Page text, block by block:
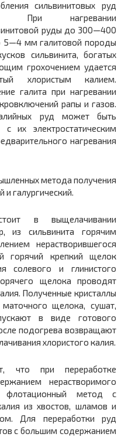
сильвинитовых руд
При нагревании
руды до 300—400
5—4 мм галитовой породы
сильвинита, богатых
грохочением удается
хлористым калием.
галита при нагревании
рапы и газов.
руд может быть
их электростатическим
нагревания
метода получения
и галургический.
в выщелачивании
из сильвинита горячим
нерастворившегося
горячий крепкий щелок
солевого и глинистого
щелока проводят
Полученные кристаллы
щелока, сушат,
в виде готового
подогрева возвращают
хлористого калия.
что при переработке
нерастворимого
флотационный метод с
из хвостов, шламов и
Для переработки руд
с большим содержанием